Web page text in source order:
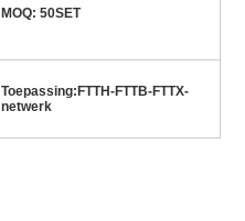
MOQ: 50SET
Toepassing: FTTH-FTTB-FTTX-
netwerk